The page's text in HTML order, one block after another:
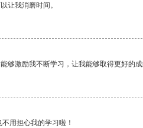
让我消磨时间。
够激励我不断学习，让我能够取得更好的成
用担心我的学习啦！